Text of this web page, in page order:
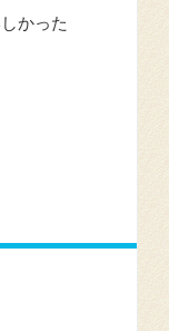
かった